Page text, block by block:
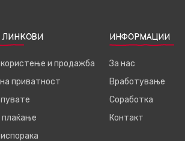
ЛИНКОВИ
користење и продажба
приватност
плаќање
ИНФОРМАЦИИ
За нас
Вработување
Соработка
Контакт